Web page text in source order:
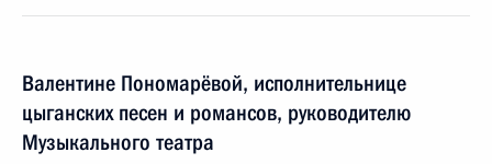
Валентине Пономарёвой, исполнительнице
цыганских песен и романсов, руководителю
Музыкального театра